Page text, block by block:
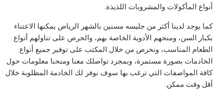
أنواع المأكولات والمشروبات اللذيذة.
كما يوجد لدينا أكثر من جليسه مسنين بالشهر الرياض يمكنها الاعتناء
بكبار السن، ومنحهم الأدوية الخاصة بهم، والحرص على تناولهم أنواع
الطعام المناسب، ونحرص من خلال المكتب على توفير جميع أنواع
الخادمات بصورة مستمرة، وبمجرد تواصلك معنا ومنحنا معلومات حول
كافة المواصفات التي ترغب بها سوف نوفر لك الخادمة المطلوبة خلال
أقل وقت ممكن.